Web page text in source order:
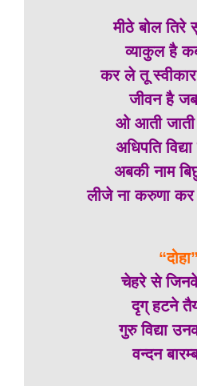
मीठे बोल तिरे
व्याकुल है
कर ले तू
जीवन है
ओ आती जाती
अधिपति
अबकी नाम
लीजे ना करुणा कर
“दोहा”
चेहरे से
दृग् हटने
गुरु विद्या
वन्दन